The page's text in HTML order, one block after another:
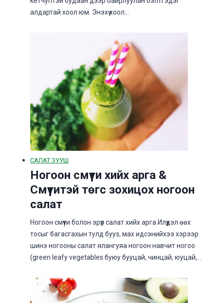
алдартай хоол юм. Энэхүү хоол…
САЛАТ ЗУУШ
Ногоон смүүти хийх арга &
Смүүтитэй төгс зохицох ногоон
салат
Ногоон смүүти болон эрүүл салат хийх арга Илүүдэл өөх
тосыг багасгахын тулд бууз, мах идсэнийхээ хэрээр
шинэ ногооны салат ялангуяа ногоон навчит ногоо
(green leafy vegetables буюу бууцай, чинцай, юуцай,…